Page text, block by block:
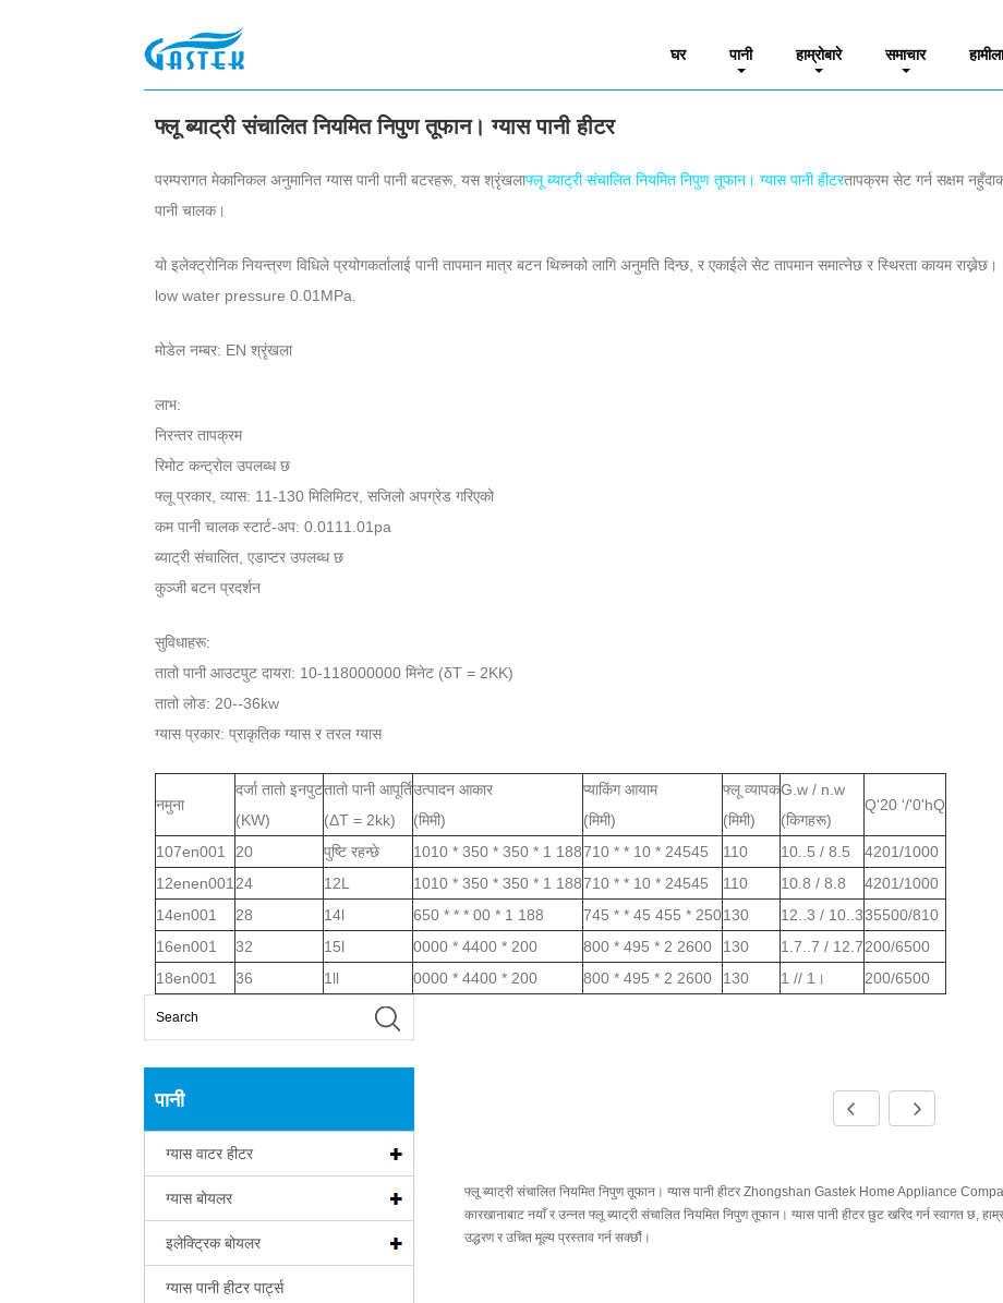
घर पानी हाम्रोबारे समाचार
घर > पानी>ग्यास वाटर हीटर
फ्लू ब्याट्री संचालित नियमित निपुण तूफान। ग्यास पानी हीटर
परम्परागत मेकानिकल अनुमानित ग्यास पानी पानी बटरहरू, यस श्रृंखलाफ्लू ब्याट्री संचालित नियमित निपुण तूफान। ग्यास पानी हीटरतापक्रम सेट गर्न सक्षम
पानी चालक।
यो इलेक्ट्रोनिक नियन्त्रण विधिले प्रयोगकर्तालाई पानी तापमान मात्र बटन थिच्नको लागि अनुमति दिन्छ, र एकाईले सेट तापमान समात्नेछ र स्थिरता कायम
low water pressure 0.01MPa.
मोडेल नम्बर: EN श्रृंखला
लाभ:
निरन्तर तापक्रम
रिमोट कन्ट्रोल उपलब्ध छ
फ्लू प्रकार, व्यास: 11-130 मिलिमिटर, सजिलो अपग्रेड गरिएको
कम पानी चालक स्टार्ट-अप: 0.0111.01pa
ब्याट्री संचालित, एडाप्टर उपलब्ध छ
कुञ्जी बटन प्रदर्शन
सुविधाहरू:
तातो पानी आउटपुट दायरा: 10-118000000 मिनेट (δT = 2KK)
तातो लोड: 20--36kw
ग्यास प्रकार: प्राकृतिक ग्यास र तरल ग्यास
नमुना
दर्जा तातो इनपुट
(KW)
तातो पानी आपूर्ति
(ΔT = 2kk)
उत्पादन आकार
(मिमी)
प्याकिंग आयाम
(मिमी)
फ्लू व्यापक
(मिमी)
G.w / n.w
(किगहरू)
Q'20 '/'0'hQ
107en001 20 पुष्टि रहन्छे 1010 * 350 * 350 * 1 188710 * * 10 * 24545 110 10..5 / 8.5
4201/1000
12enen001 24 12L 1010 * 350 * 350 * 1 188710 * * 10 * 24545 110 10.8 / 8.8
4201/1000
14en001
28 14l 650 * * * 00 * 1 188 745 * * 45 455 * 250130 12..3 / 10..335500/810
16en001
32 15l 0000 * 4400 * 200 800 * 495 * 2 2600 130 1.7..7 / 12.7200/6500
18en001
36 1ll 0000 * 4400 * 200 800 * 495 * 2 2600 130 1 // 1। 200/6500
पानी
ग्यास वाटर हीटर
ग्यास बोयलर
इलेक्ट्रिक बोयलर
ग्यास पानी हीटर पार्ट्स
फ्लू ब्याट्री संचालित नियमित निपुण तूफान। ग्यास पानी हीटर Zhongshan Gastek Home Appliance
कारखानाबाट नयाँ र उन्नत फ्लू ब्याट्री संचालित नियमित निपुण तूफान। ग्यास पानी हीटर छुट खरिद गर्न स्वागत छ,
उद्धरण र उचित मूल्य प्रस्ताव गर्न सक्छौं।